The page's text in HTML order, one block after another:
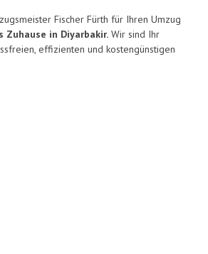
Fischer Fürth für Ihren Umzug
Zuhause in Diyarbakir. Wir sind Ihr
effizienten und kostengünstigen